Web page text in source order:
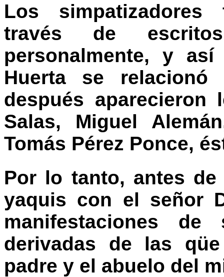
Los simpatizadores
través de
personalmente, y
Huerta se
después aparecieron
Salas, Miguel
Tomás Pérez Ponce,
Por lo tanto, antes
yaquis con el señor
manifestaciones de
derivadas de las
padre y el abuelo del